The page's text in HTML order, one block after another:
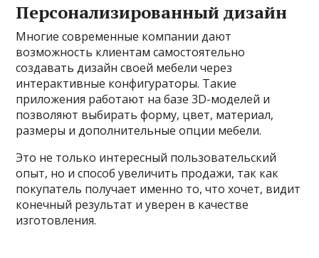
Персонализированный дизайн
Многие современные компании дают
возможность клиентам самостоятельно
создавать дизайн своей мебели через
интерактивные конфигураторы. Такие
приложения работают на базе 3D-моделей и
позволяют выбирать форму, цвет, материал,
размеры и дополнительные опции мебели.
Это не только интересный пользовательский
опыт, но и способ увеличить продажи, так как
покупатель получает именно то, что хочет, видит
конечный результат и уверен в качестве
изготовления.